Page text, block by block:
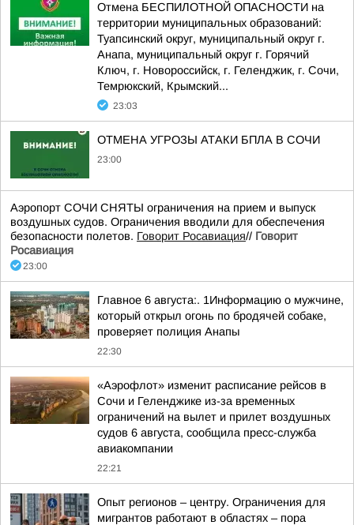
Отмена БЕСПИЛОТНОЙ ОПАСНОСТИ на
территории муниципальных образований:
Туапсинский округ, муниципальный округ г.
Анапа, муниципальный округ г. Горячий
Ключ, г. Новороссийск, г. Геленджик, г. Сочи,
Темрюкский, Крымский...
23:03
ОТМЕНА УГРОЗЫ АТАКИ БПЛА В СОЧИ
23:00
Аэропорт СОЧИ СНЯТЫ ограничения на прием и выпуск
воздушных судов. Ограничения вводили для обеспечения
безопасности полетов. Говорит Росавиация// Говорит
Росавиация
23:00
Главное 6 августа:. 1Информацию о мужчине,
который открыл огонь по бродячей собаке,
проверяет полиция Анапы
22:30
«Аэрофлот» изменит расписание рейсов в
Сочи и Геленджике из-за временных
ограничений на вылет и прилет воздушных
судов 6 августа, сообщила пресс-служба
авиакомпании
22:21
Опыт регионов – центру. Ограничения для
мигрантов работают в областях – пора